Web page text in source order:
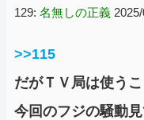
129: 名無しの正義
>>115
だがＴＶ局は使う
今回のフジの騒動